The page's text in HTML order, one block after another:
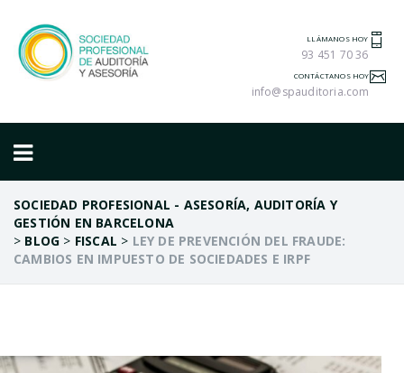
LLÁMANOS HOY
93 451 70 36
CONTÁCTANOS HOY
info@spauditoria.com
SOCIEDAD PROFESIONAL - ASESORÍA, AUDITORÍA Y
GESTIÓN EN BARCELONA
> BLOG > FISCAL > LEY DE PREVENCIÓN DEL FRAUDE:
CAMBIOS EN IMPUESTO DE SOCIEDADES E IRPF